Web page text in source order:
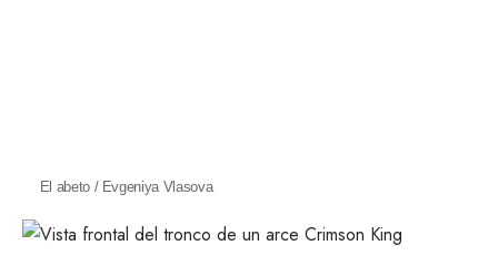
El abeto / Evgeniya Vlasova